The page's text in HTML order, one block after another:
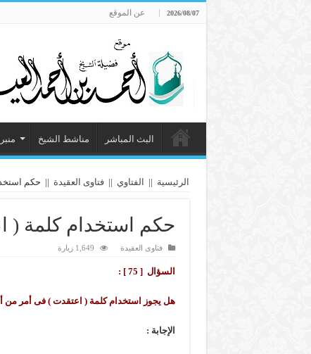
2026/08/07 عن الموقع
البث المباشر مناشط الشيخ
الرئيسية || الفتاوي || فتاوى العقيدة || حكم
حكم استخدام كلمة (
فتاوى العقيدة 1,649 زيارة
السؤال [ 75 ] :
هل يجوز استخدام كلمة ( اعتقدت ) فى أمر من
الإجابة :